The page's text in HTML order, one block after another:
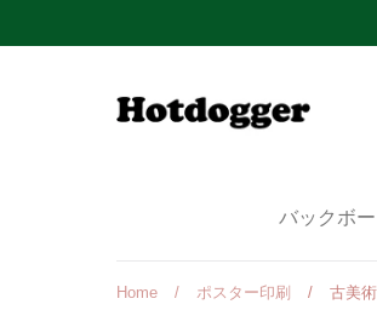
to
バックボ
Home / ポスター印刷 / 古美